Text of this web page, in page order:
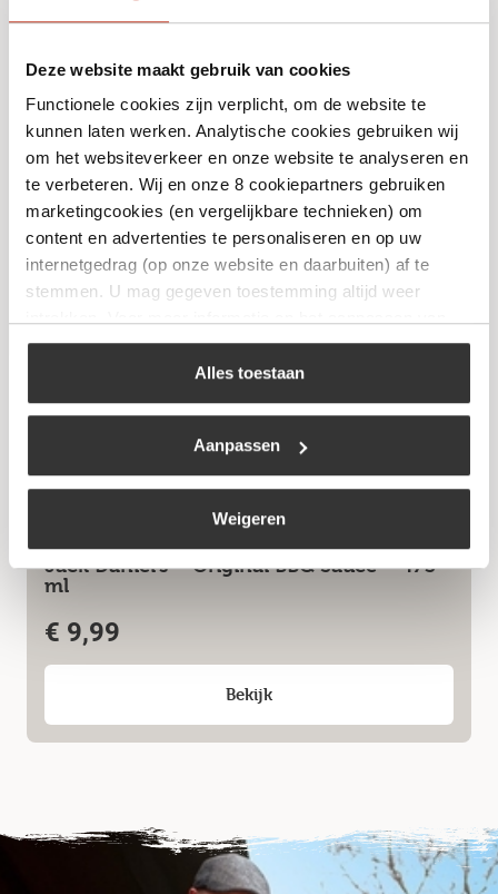
Deze website maakt gebruik van cookies
Functionele cookies zijn verplicht, om de website te
kunnen laten werken. Analytische cookies gebruiken wij
om het websiteverkeer en onze website te analyseren en
te verbeteren. Wij en onze 8 cookiepartners gebruiken
marketingcookies (en vergelijkbare technieken) om
content en advertenties te personaliseren en op uw
internetgedrag (op onze website en daarbuiten) af te
stemmen. U mag gegeven toestemming altijd weer
uw keuze op onze website verwijzen wij u naar ons
Alles toestaan
Aanpassen
Weigeren
Blues Hog Honey Mustard 595 gram
€14,99
Bekijk
Jack Daniel’s – Original BBQ Sauce – 473
ml
€ 9,99
Bekijk
Niet op voorraad